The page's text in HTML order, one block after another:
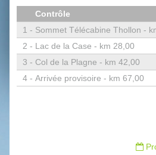
Contrôle
1 - Sommet Télécabine Thollon -
2 - Lac de la Case - km 28,00
3 - Col de la Plagne - km 42,00
4 - Arrivée provisoire - km 67,00